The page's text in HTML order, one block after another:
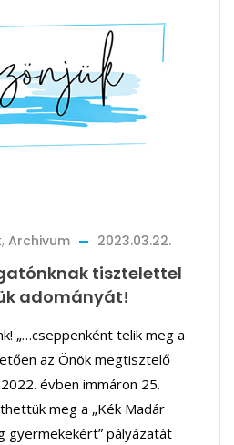
, Archivum 2023.03.22.
tisztelettel
adományát!
„…cseppenként telik meg a
az Önök megtisztelő
évben immáron 25.
meg a „Kék Madár
gyermekekért” pályázatát